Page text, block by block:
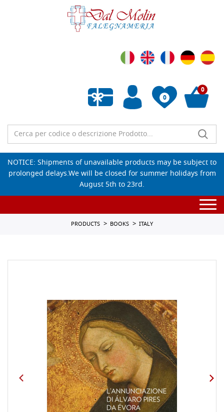
0
Empty wishlist
0
NOTICE: Shipments of unavailable products may be subject to
prolonged delays.We will be closed for summer holidays from
August 5th to 23rd.
PRODUCTS BOOKS ITALY